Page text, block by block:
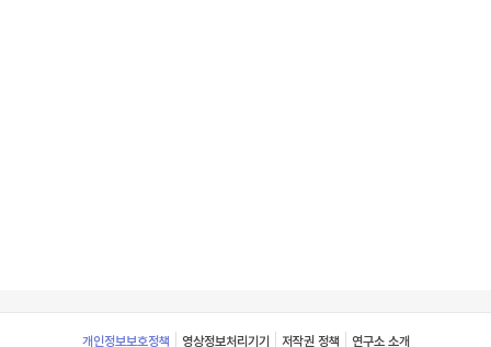
Footer
개인정보보호정책 영상정보처리기기 저작권 정책 연구소 소개